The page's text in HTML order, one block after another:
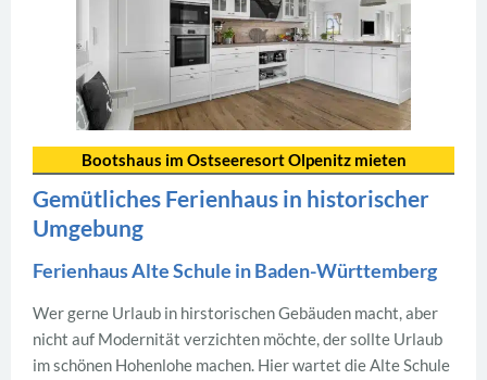
Bootshaus im Ostseeresort Olpenitz mieten
Gemütliches Ferienhaus in historischer
Umgebung
Ferienhaus Alte Schule in Baden-Württemberg
Wer gerne Urlaub in hirstorischen Gebäuden macht, aber
nicht auf Modernität verzichten möchte, der sollte Urlaub
im schönen Hohenlohe machen. Hier wartet die Alte Schule